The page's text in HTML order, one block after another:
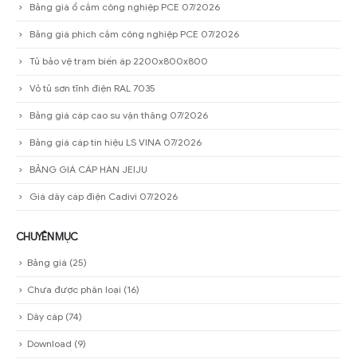
Bảng giá ổ cắm công nghiệp PCE 07/2026
Bảng giá phích cắm công nghiệp PCE 07/2026
Tủ bảo vệ trạm biến áp 2200x800x800
Vỏ tủ sơn tĩnh điện RAL 7035
Bảng giá cáp cao su vận thăng 07/2026
Bảng giá cáp tín hiệu LS VINA 07/2026
BẢNG GIÁ CÁP HÀN JEIJU
Giá dây cáp điện Cadivi 07/2026
CHUYÊN MỤC
Bảng giá (25)
Chưa được phân loại (16)
Dây cáp (74)
Download (9)